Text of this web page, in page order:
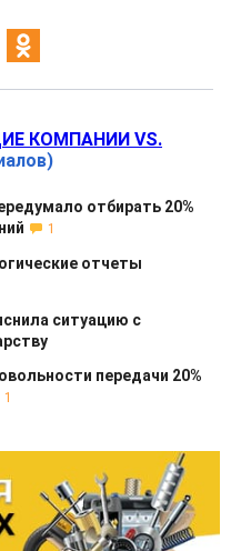
КОМПАНИИ VS.
отбирать 20%
1
отчеты
ситуацию с
передачи 20%
1